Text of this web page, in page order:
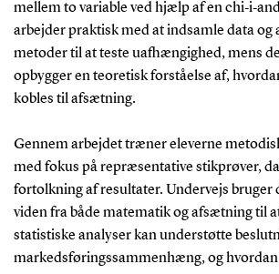
mellem to variable ved hjælp af en
arbejder praktisk med at indsamle data og
metoder til at teste uafhængighed, mens
opbygger en teoretisk forståelse af,
kobles til afsætning.
Gennem arbejdet træner eleverne
med fokus på repræsentative stikprøver,
fortolkning af resultater. Undervejs bruger
viden fra både matematik og afsætning til
statistiske analyser kan understøtte
markedsføringssammenhæng, og hvordan